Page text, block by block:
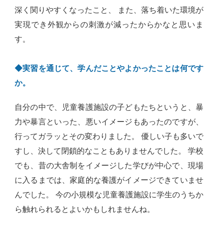
深く関りやすくなったこと、 また、落ち着いた環境が
実現でき外観からの刺激が減ったからかなと思いま
す。
◆実習を通じて、学んだことやよかったことは何です
か。
自分の中で、児童養護施設の子どもたちというと、暴
力や暴言といった、悪いイメージもあったのですが、
行ってガラッとその変わりました。 優しい子も多いで
すし、決して閉鎖的なこともありませんでした。 学校
でも、昔の大舎制をイメージした学びが中心で、現場
に入るまでは、家庭的な養護がイメージできていませ
んでした。 今の小規模な児童養護施設に学生のうちか
ら触れられるとよいかもしれませんね。